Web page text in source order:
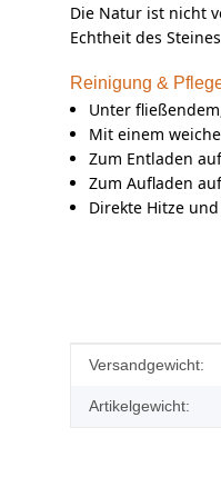
Die Natur ist nicht
Echtheit des
Reinigung &
Unter
Mit einem
Zum Entladen
Zum Aufladen
Direkte Hitze
Wert
Versandgewicht:
Artikelgewicht: